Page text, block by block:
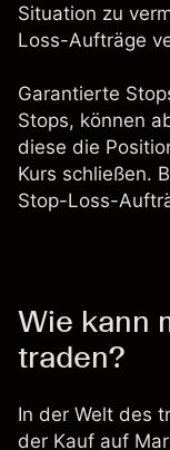
Situation zu
Loss-Aufträge
Garantierte
Stops, können
diese die
Kurs schließen.
Stop-Loss-
Wie kann
traden?
In der Welt des
der Kauf auf